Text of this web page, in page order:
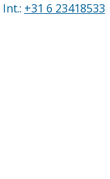
Int.: +31 6 23418533